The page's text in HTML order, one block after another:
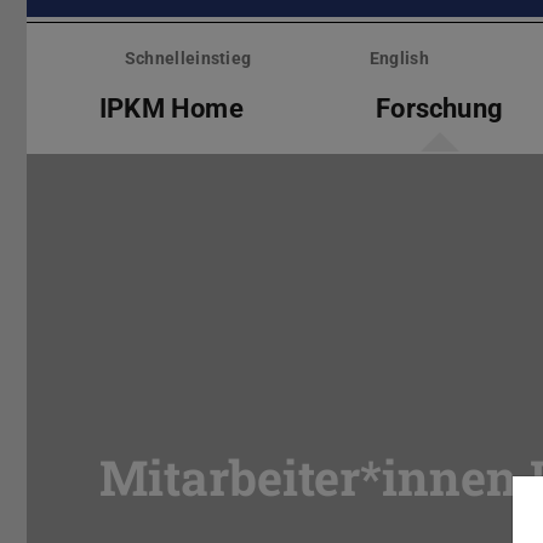
Menü
überspringenSchnelleinstieg English
IPKM Home Forschung
Mitarbeiter*innen